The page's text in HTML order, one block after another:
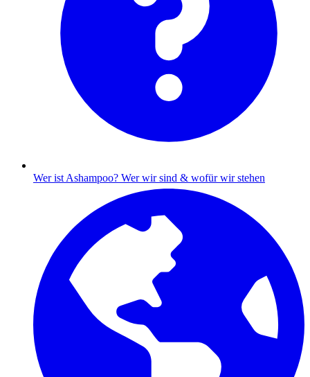
Wer ist Ashampoo? Wer wir sind & wofür wir stehen